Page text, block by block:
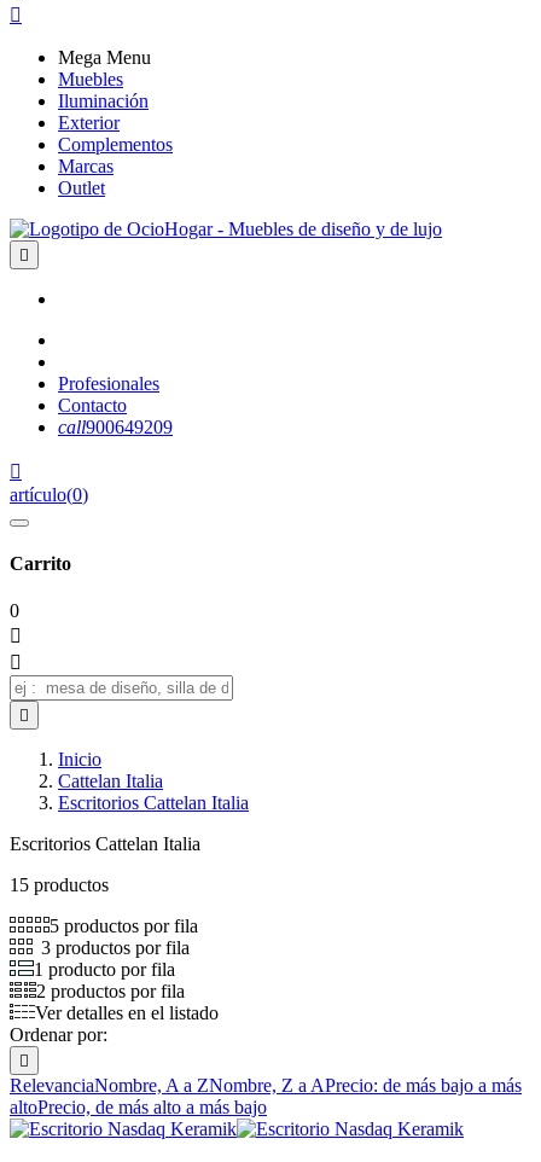

Mega Menu
Muebles
Iluminación
Exterior
Complementos
Marcas
Outlet

Profesionales
Contacto
call900649209

artículo(0)
Carrito
0



Inicio
Cattelan Italia
Escritorios Cattelan Italia
Escritorios Cattelan Italia
15 productos
5 productos por fila
3 productos por fila
1 producto por fila
2 productos por fila
Ver detalles en el listado
Ordenar por:

RelevanciaNombre, A a ZNombre, Z a APrecio: de más bajo a más
altoPrecio, de más alto a más bajo